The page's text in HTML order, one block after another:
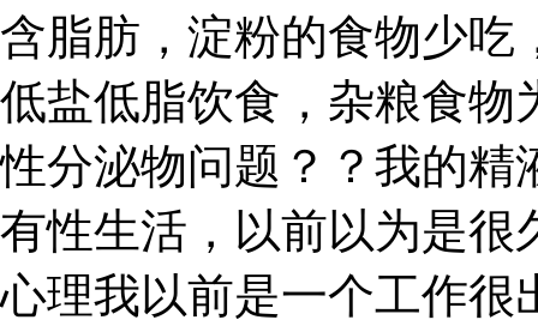
含脂肪，淀粉的食物少吃
低盐低脂饮食，杂粮食物
性分泌物问题？？我的精
有性生活，以前以为是很
心理我以前是一个工作很